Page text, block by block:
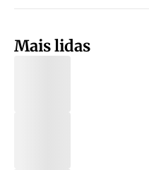
Mais lidas